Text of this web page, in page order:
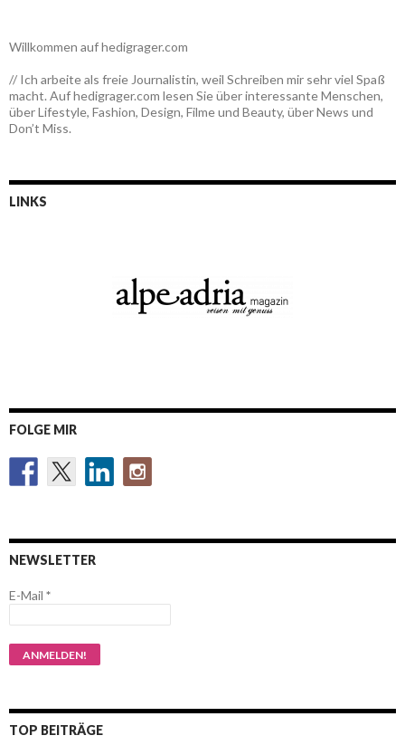
Willkommen auf hedigrager.com
// Ich arbeite als freie Journalistin, weil Schreiben mir sehr viel Spaß
macht. Auf hedigrager.com lesen Sie über interessante Menschen,
über Lifestyle, Fashion, Design, Filme und Beauty, über News und
Don’t Miss.
LINKS
FOLGE MIR
NEWSLETTER
E-Mail *
TOP BEITRÄGE